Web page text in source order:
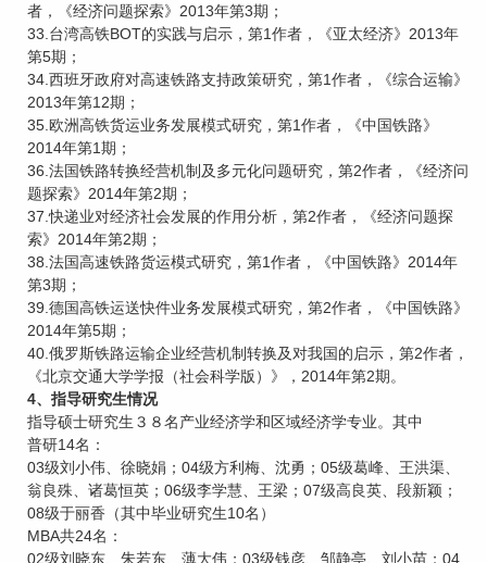
者，《经济问题探索》2013年第3期；
33.台湾高铁BOT的实践与启示，第1作者，《亚太经济》2013年
第5期；
34.西班牙政府对高速铁路支持政策研究，第1作者，《综合运输》
2013年第12期；
35.欧洲高铁货运业务发展模式研究，第1作者，《中国铁路》
2014年第1期；
36.法国铁路转换经营机制及多元化问题研究，第2作者，《经济问
题探索》2014年第2期；
37.快递业对经济社会发展的作用分析，第2作者，《经济问题探
索》2014年第2期；
38.法国高速铁路货运模式研究，第1作者，《中国铁路》2014年
第3期；
39.德国高铁运送快件业务发展模式研究，第2作者，《中国铁路》
2014年第5期；
40.俄罗斯铁路运输企业经营机制转换及对我国的启示，第2作者，
《北京交通大学学报（社会科学版）》，2014年第2期。
4、指导研究生情况
指导硕士研究生３８名产业经济学和区域经济学专业。其中
普研14名：
03级刘小伟、徐晓娟；04级方利梅、沈勇；05级葛峰、王洪渠、
翁良殊、诸葛恒英；06级李学慧、王梁；07级高良英、段新颖；
08级于丽香（其中毕业研究生10名）
MBA共24名：
02级刘晓东、朱若东、薄大伟；03级钱彦、邹静亭、刘小苗；04